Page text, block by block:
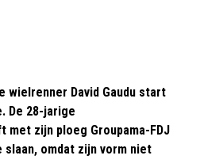
wielrenner David Gaudu start
De 28-jarige
zijn ploeg Groupama-FDJ
omdat zijn vorm niet